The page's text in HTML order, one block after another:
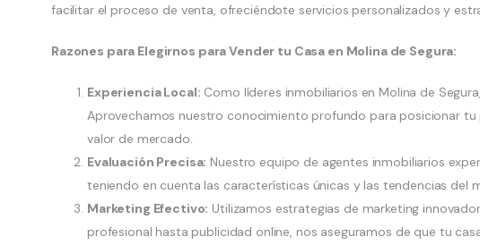
facilitar el proceso de venta, ofreciéndote servicios personalizados y
Razones para Elegirnos para Vender tu Casa en Molina de Segura:
Experiencia Local: Como líderes inmobiliarios en Molina de
Aprovechamos nuestro conocimiento profundo para posicionar
valor de mercado.
Evaluación Precisa: Nuestro equipo de agentes inmobiliarios
teniendo en cuenta las características únicas y las tendencias del
Marketing Efectivo: Utilizamos estrategias de marketing
profesional hasta publicidad online, nos aseguramos de que tu